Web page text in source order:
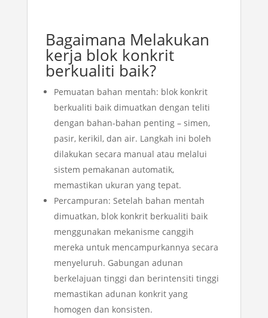
Bagaimana Melakukan
kerja blok konkrit
berkualiti baik?
Pemuatan bahan mentah: blok konkrit
berkualiti baik dimuatkan dengan teliti
dengan bahan-bahan penting – simen,
pasir, kerikil, dan air. Langkah ini boleh
dilakukan secara manual atau melalui
sistem pemakanan automatik,
memastikan ukuran yang tepat.
Percampuran: Setelah bahan mentah
dimuatkan, blok konkrit berkualiti baik
menggunakan mekanisme canggih
mereka untuk mencampurkannya secara
menyeluruh. Gabungan adunan
berkelajuan tinggi dan berintensiti tinggi
memastikan adunan konkrit yang
homogen dan konsisten.